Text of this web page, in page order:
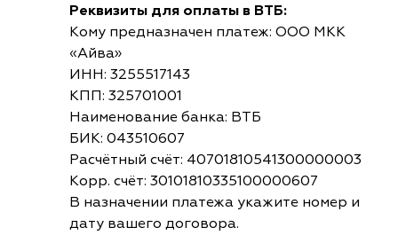
Реквизиты для оплаты в ВТБ:
Кому предназначен платеж: ООО МКК
«Айва»
ИНН: 3255517143
КПП: 325701001
Наименование банка: ВТБ
БИК: 043510607
Расчётный счёт: 40701810541300000003
Корр. счёт: 30101810335100000607
В назначении платежа укажите номер и
дату вашего договора.